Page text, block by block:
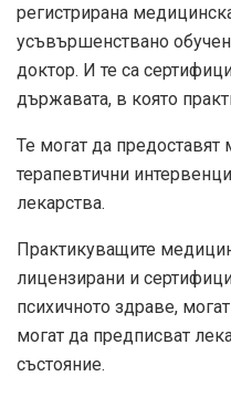
регистрирана
усъвършенствано
доктор. И те са
държавата, в която
Те могат да
терапевтични
лекарства.
Практикуващите
лицензирани и
психичното здраве,
могат да предписват
състояние.